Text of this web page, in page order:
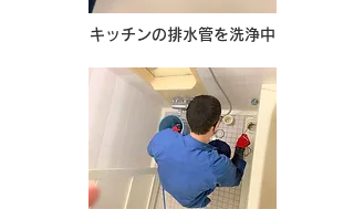
キッチンの排水管を洗浄中